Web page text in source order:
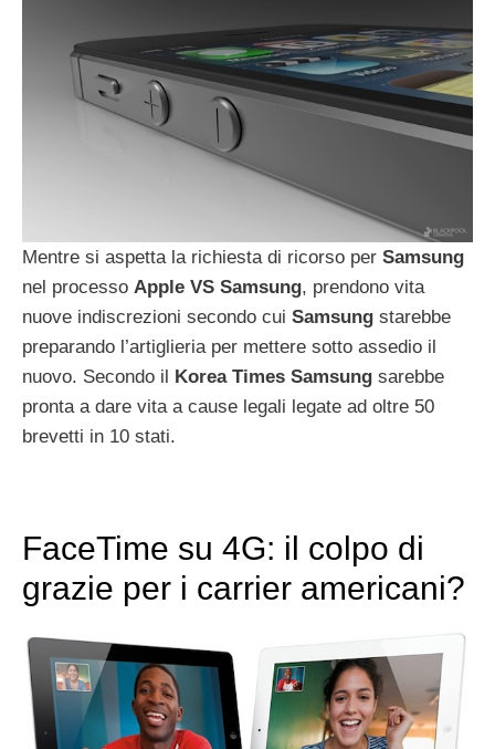
Mentre si aspetta la richiesta di ricorso per Samsung
nel processo Apple VS Samsung, prendono vita
nuove indiscrezioni secondo cui Samsung starebbe
preparando l’artiglieria per mettere sotto assedio il
nuovo. Secondo il Korea Times Samsung sarebbe
pronta a dare vita a cause legali legate ad oltre 50
brevetti in 10 stati.
FaceTime su 4G: il colpo di
grazie per i carrier americani?